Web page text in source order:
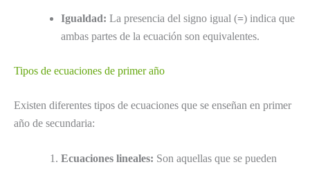
Igualdad: La presencia del signo igual (=) indica que
ambas partes de la ecuación son equivalentes.
Tipos de ecuaciones de primer año
Existen diferentes tipos de ecuaciones que se enseñan en primer
año de secundaria:
Ecuaciones lineales: Son aquellas que se pueden